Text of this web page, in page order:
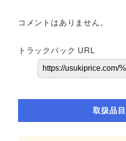
コメントはありません。
トラックバック URL
取扱品目